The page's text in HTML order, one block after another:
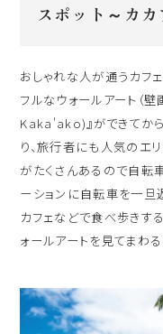
スポット～カ
おしゃれな人が通うカフ
フルなウォールアート（
Kaka'ako)』ができてか
り、旅行者にも人気のエ
がたくさんあるので自転
ーションに自転車を一旦
カフェなどで食べ歩きす
ォールアートを見てまわ